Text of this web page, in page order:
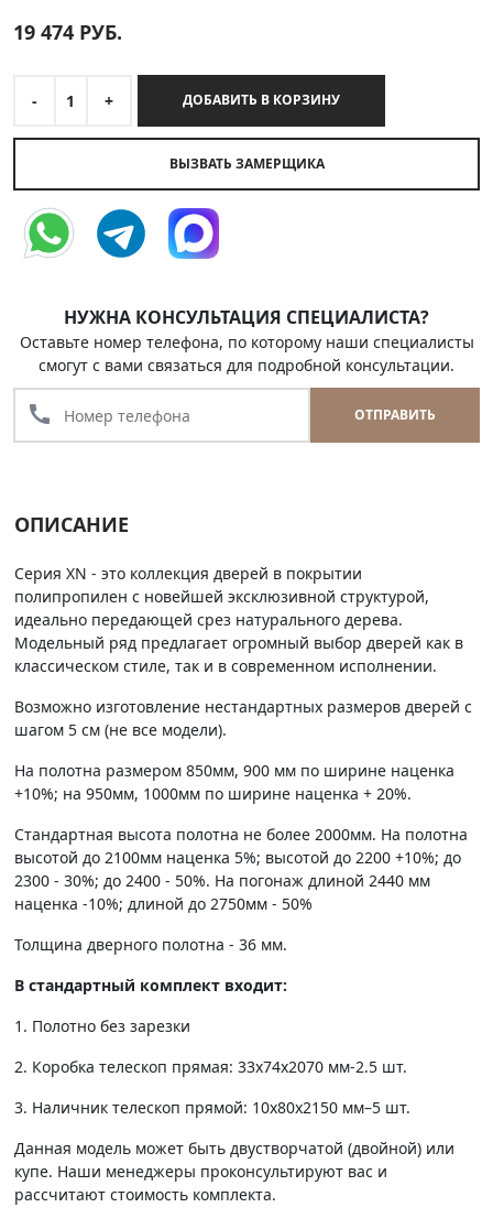
19 474 РУБ.
- 1 + ДОБАВИТЬ В КОРЗИНУ
ВЫЗВАТЬ ЗАМЕРЩИКА
НУЖНА КОНСУЛЬТАЦИЯ СПЕЦИАЛИСТА?
Оставьте номер телефона, по которому наши специалисты
смогут с вами связаться для подробной консультации.
call ОТПРАВИТЬ
ОПИСАНИЕ
Серия XN - это коллекция дверей в покрытии
полипропилен с новейшей эксклюзивной структурой,
идеально передающей срез натурального дерева.
Модельный ряд предлагает огромный выбор дверей как в
классическом стиле, так и в современном исполнении.
Возможно изготовление нестандартных размеров дверей с
шагом 5 см (не все модели).
На полотна размером 850мм, 900 мм по ширине наценка
+10%; на 950мм, 1000мм по ширине наценка + 20%.
Стандартная высота полотна не более 2000мм. На полотна
высотой до 2100мм наценка 5%; высотой до 2200 +10%; до
2300 - 30%; до 2400 - 50%. На погонаж длиной 2440 мм
наценка -10%; длиной до 2750мм - 50%
Толщина дверного полотна - 36 мм.
В стандартный комплект входит:
1. Полотно без зарезки
2. Коробка телескоп прямая: 33х74х2070 мм-2.5 шт.
3. Наличник телескоп прямой: 10х80х2150 мм–5 шт.
Данная модель может быть двустворчатой (двойной) или
купе. Наши менеджеры проконсультируют вас и
рассчитают стоимость комплекта.